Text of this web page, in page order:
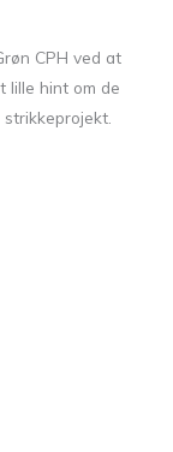
CPH ved at
lille hint om de